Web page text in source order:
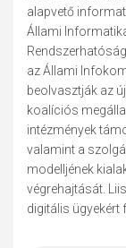
alapvető
Állami
az Állami
beolvasztják az
koalíciós
intézmények
valamint a
modelljének
végrehajtását.
digitális ügyekért